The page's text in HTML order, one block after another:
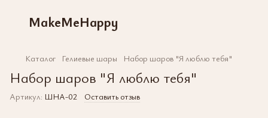
MakeMeHappy
Каталог Гелиевые шары Набор шаров "Я люблю тебя"
Набор шаров "Я люблю тебя"
Артикул: ШНА-02 Оставить отзыв